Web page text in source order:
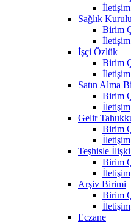
İletişim
Sağlık
Birim
İletişim
İşçi Özlük
Birim
İletişim
Satın Alma
Birim
İletişim
Gelir
Birim
İletişim
Teşhisle
Birim
İletişim
Arşiv Birimi
Birim
İletişim
Eczane